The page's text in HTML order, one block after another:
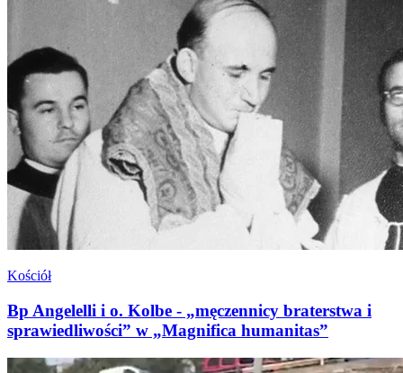
Kościół
Bp Angelelli i o. Kolbe - „męczennicy braterstwa i
sprawiedliwości” w „Magnifica humanitas”